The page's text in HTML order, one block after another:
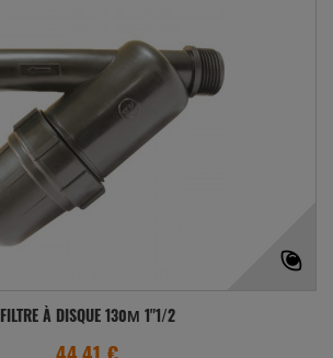
FILTRE À DISQUE 130Μ 1"1/2